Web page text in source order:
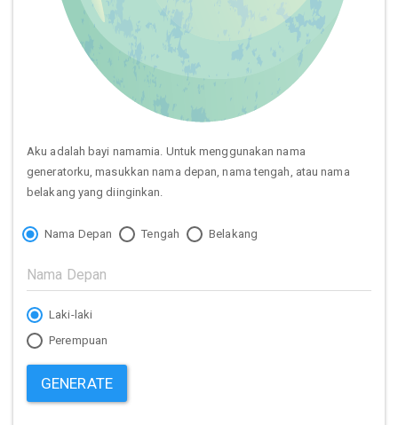
Aku adalah bayi namamia. Untuk menggunakan nama
generatorku, masukkan nama depan, nama tengah, atau nama
belakang yang diinginkan.
Nama Depan Tengah Belakang
Laki-laki
Perempuan
GENERATE